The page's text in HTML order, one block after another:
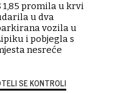
1,85 promila u krvi
u dva
vozila u
i pobjegla s
nesreće
SE KONTROLI